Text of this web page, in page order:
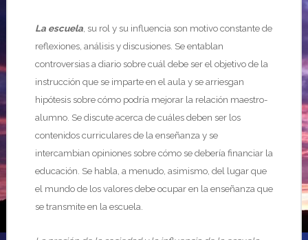
La escuela, su rol y su influencia son motivo constante de
reflexiones, análisis y discusiones. Se entablan
controversias a diario sobre cuál debe ser el objetivo de la
instrucción que se imparte en el aula y se arriesgan
hipótesis sobre cómo podría mejorar la relación maestro-
alumno. Se discute acerca de cuáles deben ser los
contenidos curriculares de la enseñanza y se
intercambian opiniones sobre cómo se debería financiar la
educación. Se habla, a menudo, asimismo, del lugar que
el mundo de los valores debe ocupar en la enseñanza que
se transmite en la escuela.